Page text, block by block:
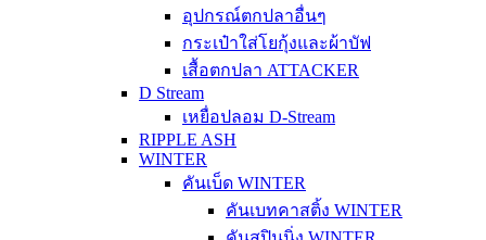
อุปกรณ์ตกปลาอื่นๆ
กระเป๋าใส่โยกุ้งและผ้าบัฟ
เสื้อตกปลา ATTACKER
D Stream
เหยื่อปลอม D-Stream
RIPPLE ASH
WINTER
คันเบ็ด WINTER
คันเบทคาสติ้ง WINTER